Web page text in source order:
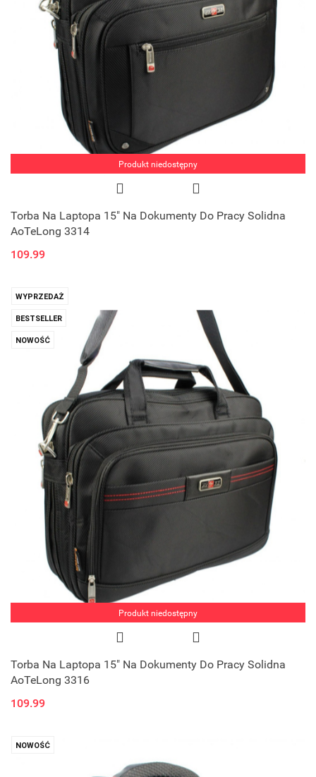
Produkt niedostępny
Torba Na Laptopa 15" Na Dokumenty Do Pracy Solidna
AoTeLong 3314
109.99
WYPRZEDAŻ
BESTSELLER
NOWOŚĆ
Produkt niedostępny
Torba Na Laptopa 15" Na Dokumenty Do Pracy Solidna
AoTeLong 3316
109.99
NOWOŚĆ